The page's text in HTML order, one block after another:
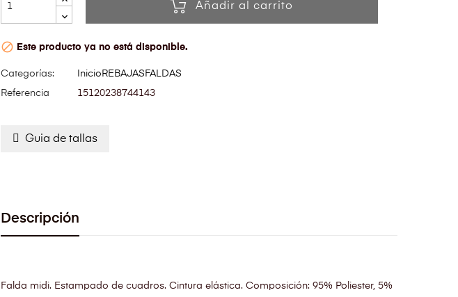
Añadir al carrito
 Este producto ya no está disponible.
Categorías: Inicio REBAJAS FALDAS
Referencia
15120238744143
Guia de tallas
Descripción
Falda midi. Estampado de cuadros. Cintura elástica. Composición: 95% Poliester, 5%